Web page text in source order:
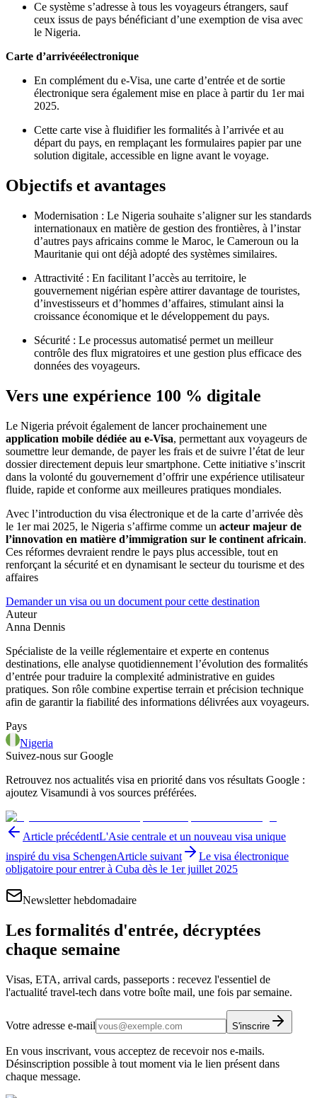
Ce système s’adresse à tous les voyageurs étrangers, sauf
ceux issus de pays bénéficiant d’une exemption de visa avec
le Nigeria.
Carte d’arrivéeélectronique
En complément du e-Visa, une carte d’entrée et de sortie
électronique sera également mise en place à partir du 1er mai
2025.
Cette carte vise à fluidifier les formalités à l’arrivée et au
départ du pays, en remplaçant les formulaires papier par une
solution digitale, accessible en ligne avant le voyage.
Objectifs et avantages
Modernisation : Le Nigeria souhaite s’aligner sur les standards
internationaux en matière de gestion des frontières, à l’instar
d’autres pays africains comme le Maroc, le Cameroun ou la
Mauritanie qui ont déjà adopté des systèmes similaires.
Attractivité : En facilitant l’accès au territoire, le
gouvernement nigérian espère attirer davantage de touristes,
d’investisseurs et d’hommes d’affaires, stimulant ainsi la
croissance économique et le développement du pays.
Sécurité : Le processus automatisé permet un meilleur
contrôle des flux migratoires et une gestion plus efficace des
données des voyageurs.
Vers une expérience 100 % digitale
Le Nigeria prévoit également de lancer prochainement une
application mobile dédiée au e-Visa, permettant aux voyageurs de
soumettre leur demande, de payer les frais et de suivre l’état de leur
dossier directement depuis leur smartphone. Cette initiative s’inscrit
dans la volonté du gouvernement d’offrir une expérience utilisateur
fluide, rapide et conforme aux meilleures pratiques mondiales.
Avec l’introduction du visa électronique et de la carte d’arrivée dès
le 1er mai 2025, le Nigeria s’affirme comme un acteur majeur de
l’innovation en matière d’immigration sur le continent africain.
Ces réformes devraient rendre le pays plus accessible, tout en
renforçant la sécurité et en dynamisant le secteur du tourisme et des
affaires
Demander un visa ou un document pour cette destination
Auteur
Anna Dennis
Spécialiste de la veille réglementaire et experte en contenus
destinations, elle analyse quotidiennement l’évolution des formalités
d’entrée pour traduire la complexité administrative en guides
pratiques. Son rôle combine expertise terrain et précision technique
afin de garantir la fiabilité des informations délivrées aux voyageurs.
Pays
Nigeria
Suivez-nous sur Google
Retrouvez nos actualités visa en priorité dans vos résultats Google :
ajoutez Visamundi à vos sources préférées.
Article précédentL'Asie centrale et un nouveau visa unique
inspiré du visa SchengenArticle suivant
Le visa électronique
obligatoire pour entrer à Cuba dès le 1er juillet 2025
Newsletter hebdomadaire
Les formalités d'entrée, décryptées
chaque semaine
Visas, ETA, arrival cards, passeports : recevez l'essentiel de
l'actualité travel-tech dans votre boîte mail, une fois par semaine.
Votre adresse e-mail S'inscrire
En vous inscrivant, vous acceptez de recevoir nos e-mails.
Désinscription possible à tout moment via le lien présent dans
chaque message.